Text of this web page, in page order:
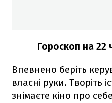
Гороскоп на 22
Впевнено беріть
власні руки. Творіть
знімаєте кіно про